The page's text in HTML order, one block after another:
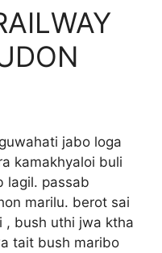
jabo loga
kamakhyaloi buli
lagil. passab
marilu. berot sai
, bush uthi jwa ktha
tait bush maribo